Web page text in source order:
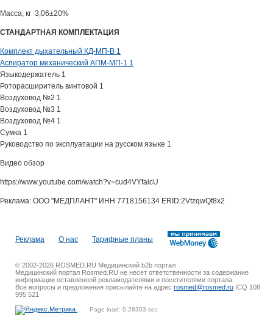
Масса, кг 3,06±20%
СТАНДАРТНАЯ КОМПЛЕКТАЦИЯ
Комплект дыхательный КД-МП-В 1
Аспиратор механический АПМ-МП-1 1
Языкодержатель 1
Роторасширитель винтовой 1
Воздуховод №2 1
Воздуховод №3 1
Воздуховод №4 1
Сумка 1
Руководство по эксплуатации на русском языке 1
Видео обзор
https://www.youtube.com/watch?v=cud4VYfaicU
Реклама: ООО "МЕДПЛАНТ" ИНН 7718156134 ERID:2VtzqwQf8x2
Реклама О нас Тарифные планы
© 2002-2026 ROSMED.RU Медицинский b2b портал
Медицинский портал Rosmed.RU не несет ответственности за содержание
информации оставленной рекламодателями и посетителями портала.
Все вопросы и предложения присылайте на адрес rosmed@rosmed.ru ICQ 108
995 521
Page load: 0.28303 sec